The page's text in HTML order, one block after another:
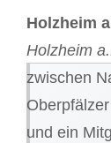
Holzheim
Holzheim
zwischen
und ein